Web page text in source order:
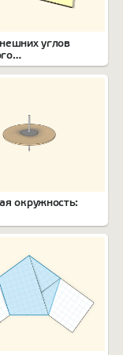
углов
окружность: